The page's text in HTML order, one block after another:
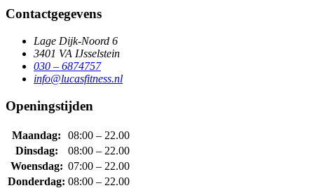
Contactgegevens
Lage Dijk-Noord 6
3401 VA IJsselstein
030 – 6874757
info@lucasfitness.nl
Openingstijden
Maandag:
08:00 – 22.00
Dinsdag:
08:00 – 22.00
Woensdag: 07:00 – 22.00
Donderdag: 08:00 – 22.00